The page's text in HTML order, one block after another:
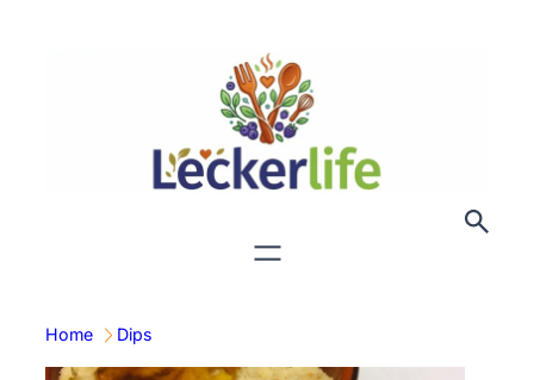
Home Dips